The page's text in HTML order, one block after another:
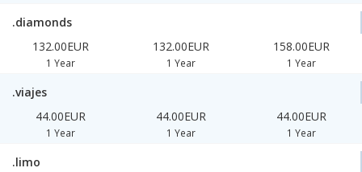
.diamonds
132.00EUR
1 Year
132.00EUR
1 Year
158.00EUR
1 Year
.viajes
44.00EUR
1 Year
44.00EUR
1 Year
44.00EUR
1 Year
.limo